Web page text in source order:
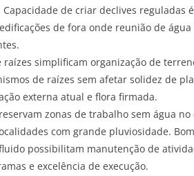
de criar declives reguladas
de fora onde reunião de
simplificam organização de
de raízes sem afetar solidez de
externa atual e flora firmada.
zonas de trabalho sem água
com grande pluviosidade.
possibilitam manutenção de
e excelência de execução.